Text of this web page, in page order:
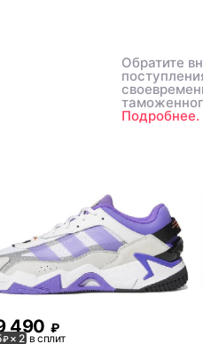
Обратите
Подробнее.
490 ₽
₽× 2 в сплит